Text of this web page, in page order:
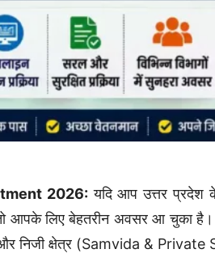
2026: यदि आप उत्तर प्रदेश
आपके लिए बेहतरीन अवसर आ चुका
और निजी क्षेत्र (Samvida & Private